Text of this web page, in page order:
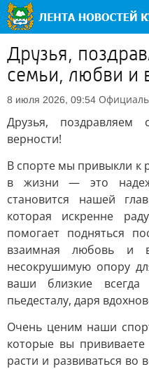
Друзья,
семьи, любви и
8 июля 2026, 09:54
Друзья,
верности!
В спорте мы привыкли к
в жизни — это
становится нашей
которая искренне
помогает подняться
взаимная любовь и
несокрушимую опору
ваши близкие
пьедесталу, даря
Очень ценим наши
которые вы
расти и развиваться во